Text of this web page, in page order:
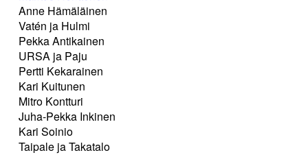
Anne Hämäläinen
Vatén ja Hulmi
Pekka Antikainen
URSA ja Paju
Pertti Kekarainen
Kari Kuitunen
Mitro Kontturi
Juha-Pekka Inkinen
Kari Soinio
Taipale ja Takatalo